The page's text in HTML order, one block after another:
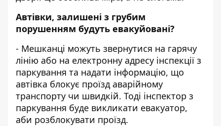
Автівки, залишені з грубим
порушенням будуть евакуйовані?
- Мешканці можуть звернутися на гарячу
лінію або на електронну адресу інспекції з
паркування та надати інформацію, що
автівка блокує проїзд аварійному
транспорту чи швидкій. Тоді інспектор з
паркування буде викликати евакуатор,
аби розблокувати проїзд.